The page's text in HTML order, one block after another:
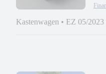
Kastenwagen • EZ 05/2023